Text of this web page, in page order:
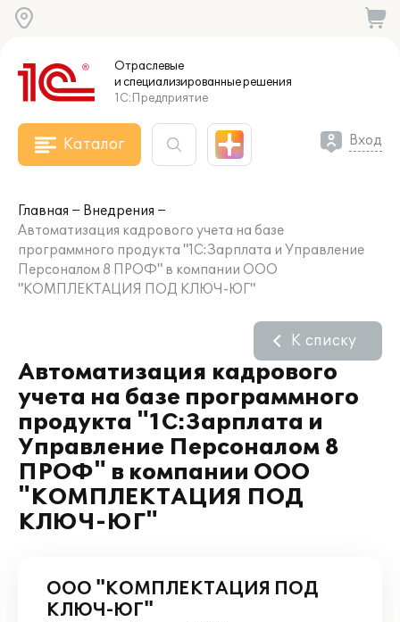
Отраслевые
и специализированныерешения
1С:Предприятие
Каталог Вход
Главная
Внедрения
Автоматизация кадрового учета на базе
программного продукта "1С:Зарплата и Управление
Персоналом 8 ПРОФ" в компании ООО
"КОМПЛЕКТАЦИЯ ПОД КЛЮЧ-ЮГ"
Автоматизация кадрового
учета на базе программного
продукта "1С:Зарплата и
Управление Персоналом 8
ПРОФ" в компании ООО
"КОМПЛЕКТАЦИЯ ПОД
КЛЮЧ-ЮГ"
К списку
ООО "КОМПЛЕКТАЦИЯ ПОД
КЛЮЧ-ЮГ"